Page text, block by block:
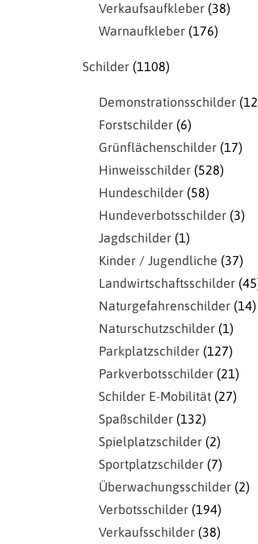
Verkaufsaufkleber 38
Warnaufkleber 176
Schilder 1108
Demonstrationsschilder 12
Forstschilder 6
Grünflächenschilder 17
Hinweisschilder 528
Hundeschilder 58
Hundeverbotsschilder 3
Jagdschilder 1
Kinder / Jugendliche
37
Landwirtschaftsschilder 45
Naturgefahrenschilder 14
Naturschutzschilder 1
Parkplatzschilder 127
Parkverbotsschilder 21
Schilder E-Mobilität 27
Spaßschilder 132
Spielplatzschilder 2
Sportplatzschilder 7
Überwachungsschilder 2
Verbotsschilder 194
Verkaufsschilder 38